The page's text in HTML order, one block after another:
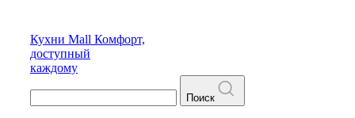
Кухни Mall Комфорт,
доступный
каждому
Поиск